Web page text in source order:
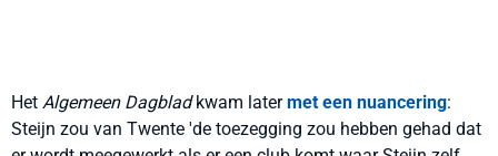
Het Algemeen Dagbladkwam latermet een nuancering:
Steijn zou van Twente 'de toezegging zou hebben gehad dat